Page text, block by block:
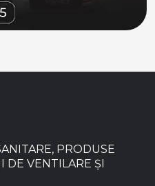
PRODUSE
DE VENTILARE ȘI